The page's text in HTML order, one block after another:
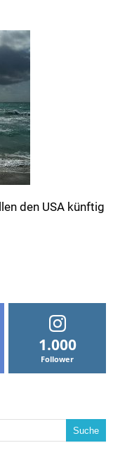
den USA künftig
1.000
Follower